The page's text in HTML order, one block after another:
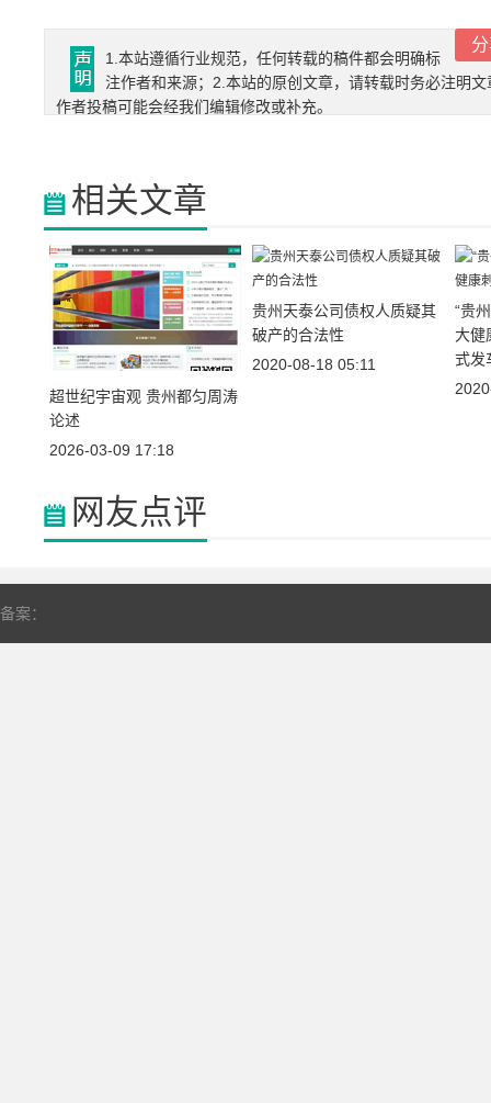
1.本站遵循行业规范，任何转载的稿件都会明确标
注作者和来源；2.本站的原创文章，请转载时务必注明
作者投稿可能会经我们编辑修改或补充。
相关文章
超世纪宇宙观 贵州都匀周涛
论述
2026-03-09 17:18
贵州天泰公司债权人质疑其
破产的合法性
2020-08-18 05:11
“贵
大健
式发
网友点评
备案：